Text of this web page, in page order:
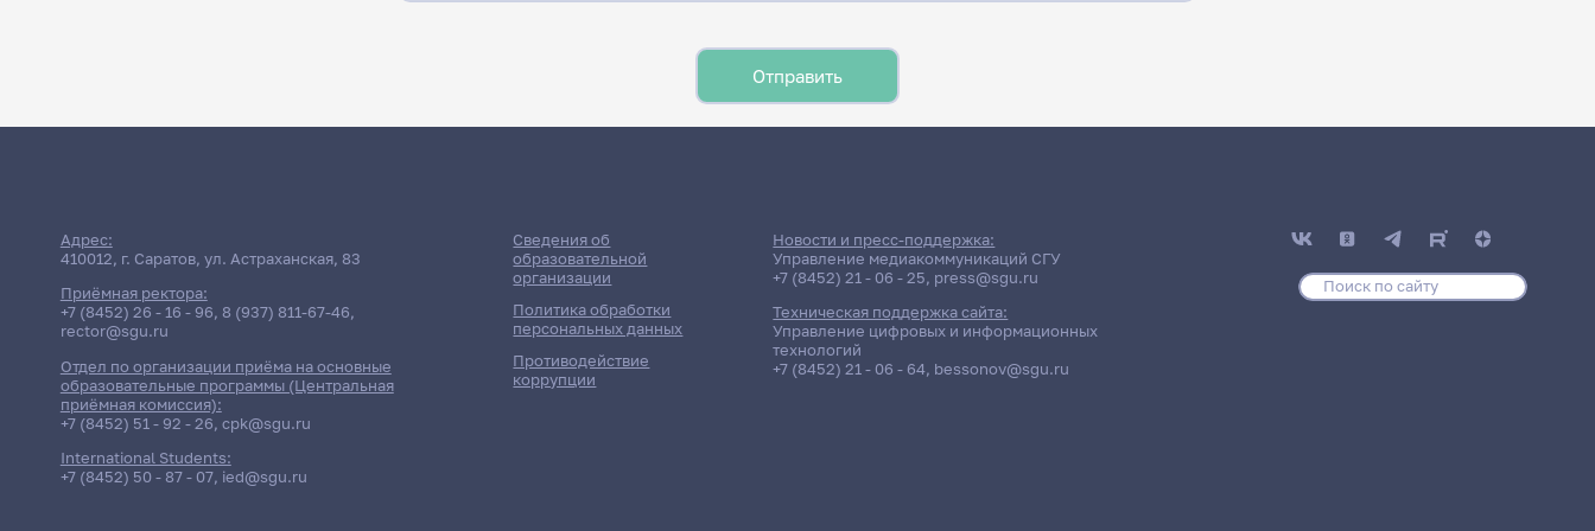
Адрес:
410012, г. Саратов, ул. Астраханская, 83
Приёмная ректора:
+7 (8452) 26 - 16 - 96, 8 (937) 811-67-46,
rector@sgu.ru
Отдел по организации приёма на основные
образовательные программы (Центральная
приёмная комиссия):
+7 (8452) 51 - 92 - 26, cpk@sgu.ru
International Students:
+7 (8452) 50 - 87 - 07, ied@sgu.ru
Сведения об
образовательной
организации
Политика обработки
персональных данных
Противодействие
коррупции
Новости и пресс-поддержка:
Управление медиакоммуникаций СГУ
+7 (8452) 21 - 06 - 25, press@sgu.ru
Техническая поддержка сайта:
Управление цифровых и информационных
технологий
+7 (8452) 21 - 06 - 64, bessonov@sgu.ru